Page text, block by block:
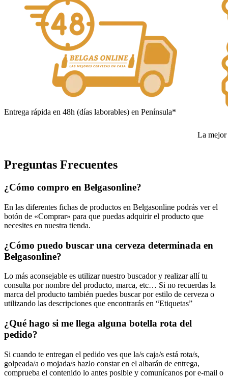
Entrega rápida en 48h (días laborables) en Península*
La mejor
Preguntas Frecuentes
¿Cómo compro en Belgasonline?
En las diferentes fichas de productos en Belgasonline podrás ver el
botón de «Comprar» para que puedas adquirir el producto que
necesites en nuestra tienda.
¿Cómo puedo buscar una cerveza determinada en
Belgasonline?
Lo más aconsejable es utilizar nuestro buscador y realizar allí tu
consulta por nombre del producto, marca, etc… Si no recuerdas la
marca del producto también puedes buscar por estilo de cerveza o
utilizando las descripciones que encontrarás en “Etiquetas”
¿Qué hago si me llega alguna botella rota del
pedido?
Si cuando te entregan el pedido ves que la/s caja/s está rota/s,
golpeada/a o mojada/s hazlo constar en el albarán de entrega,
comprueba el contenido lo antes posible y comunícanos por e-mail o